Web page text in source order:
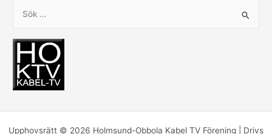
k
t
Upphovsrätt © 2026 Holmsund-Obbola Kabel TV Förening | Drivs